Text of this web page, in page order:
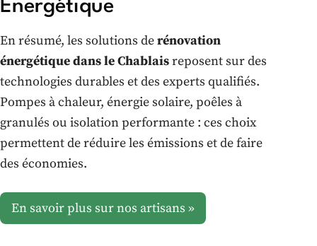
Énergétique
En résumé, les solutions derénovation
énergétique dans le Chablaisreposent sur des
technologies durables et des experts qualifiés.
Pompes à chaleur, énergie solaire, poêles à
granulés ou isolation performante : ces choix
permettent de réduire les émissions et de faire
des économies.
En savoir plus sur nos artisans »